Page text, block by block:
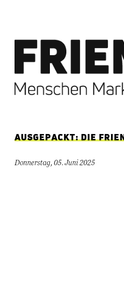
AUSGEPACKT: DIE
Donnerstag, 05. Juni 2025